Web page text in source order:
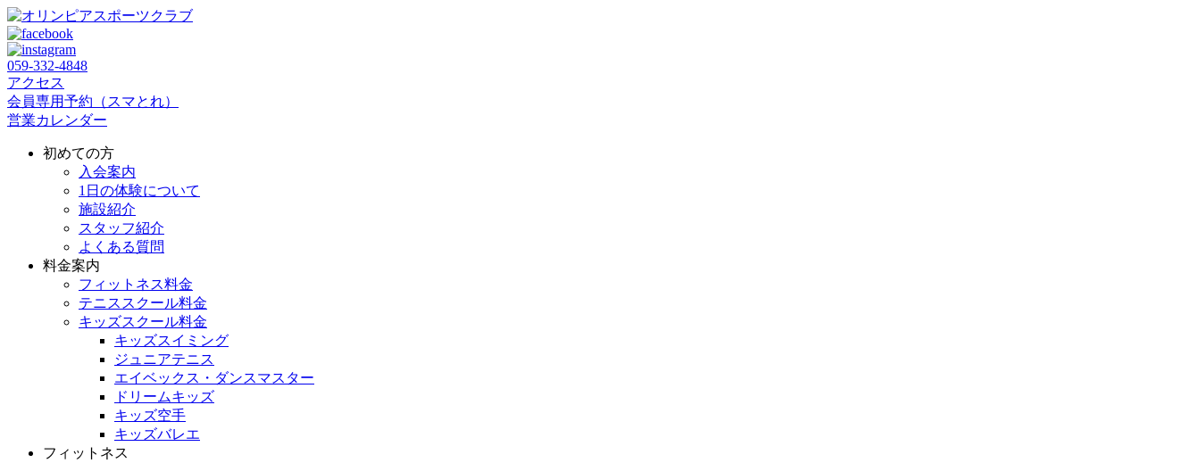
059‐332‐4848
アクセス
会員専用予約（スマとれ）
営業カレンダー
初めての方
入会案内
1日の体験について
施設紹介
スタッフ紹介
よくある質問
料金案内
フィットネス料金
テニススクール料金
キッズスクール料金
キッズスイミング
ジュニアテニス
エイベックス・ダンスマスター
ドリームキッズ
キッズ空手
キッズバレエ
フィットネス